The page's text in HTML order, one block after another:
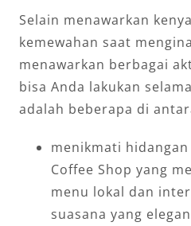
Selain menawarkan
kemewahan saat
menawarkan berbagai
bisa Anda lakukan
adalah beberapa di
menikmati
Coffee Shop yang
menu lokal dan
suasana yang